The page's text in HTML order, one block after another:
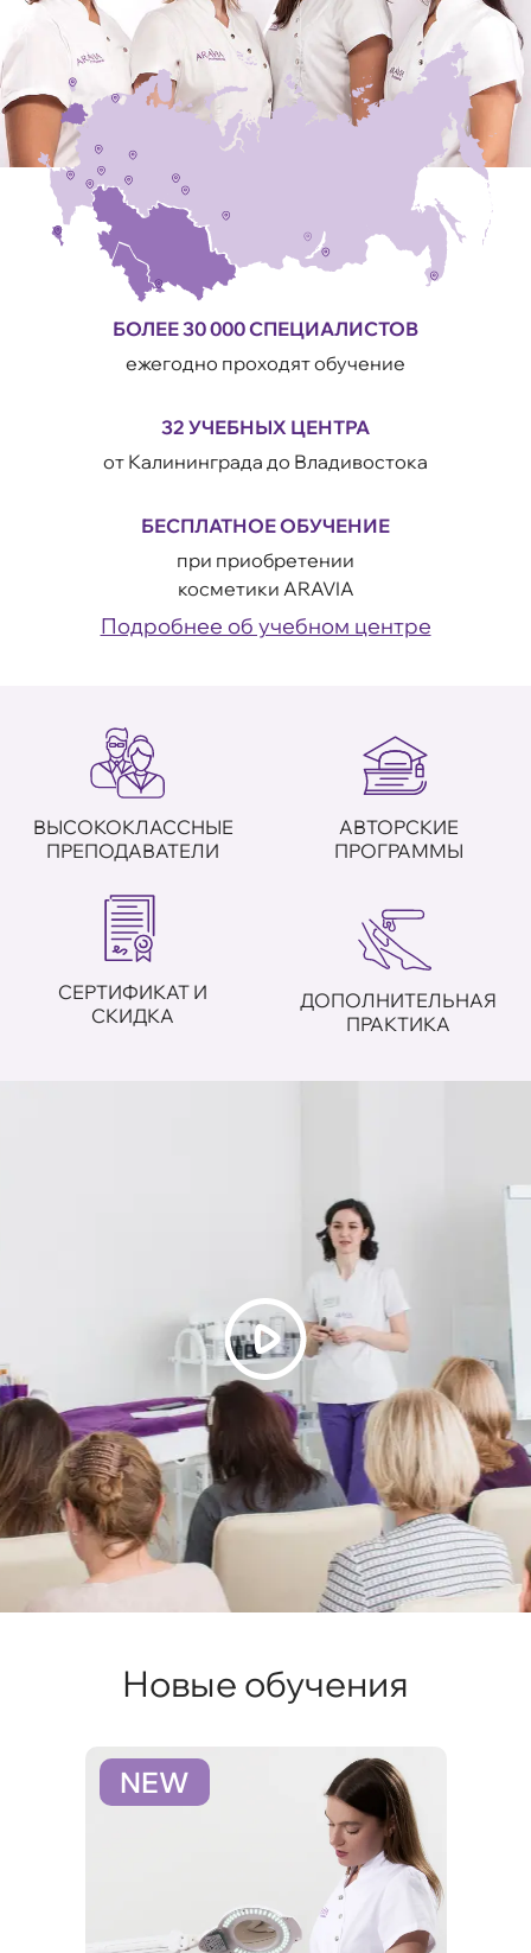
БОЛЕЕ 30 000 СПЕЦИАЛИСТОВ
ежегодно проходят обучение
32 УЧЕБНЫХ ЦЕНТРА
от Калининграда до Владивостока
БЕСПЛАТНОЕ ОБУЧЕНИЕ
при приобретении
косметики ARAVIA
Подробнее об учебном центре
ВЫСОКОКЛАССНЫЕ
ПРЕПОДАВАТЕЛИ
АВТОРСКИЕ
ПРОГРАММЫ
СЕРТИФИКАТ И
СКИДКА
ДОПОЛНИТЕЛЬНАЯ
ПРАКТИКА
Новые обучения
NEW